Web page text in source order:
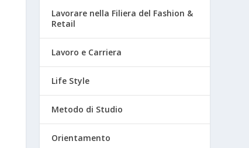
Lavorare nella Filiera del Fashion &
Retail
Lavoro e Carriera
Life Style
Metodo di Studio
Orientamento